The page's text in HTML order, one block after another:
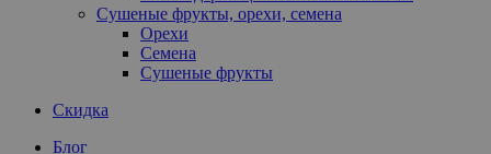
Сушеные фрукты, орехи, семена
Орехи
Семена
Сушеные фрукты
Скидка
Блог